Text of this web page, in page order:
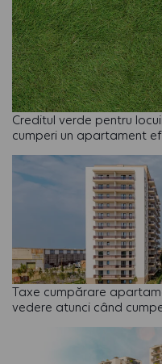
Creditul verde pentru
cumperi un apartament
Taxe cumpărare
vedere atunci când